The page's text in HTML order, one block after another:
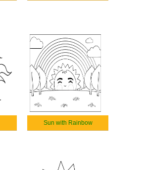
Sun with Rainbow